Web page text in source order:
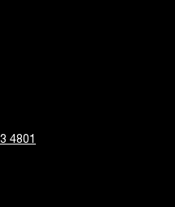
4801